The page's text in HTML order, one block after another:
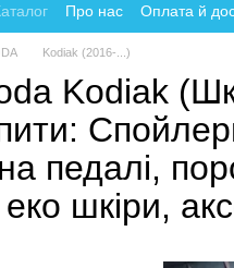
Про нас Оплата й
Політика конфіденційності
Kodiak (2016-...)
Kodiak
педалі,
шкіри,